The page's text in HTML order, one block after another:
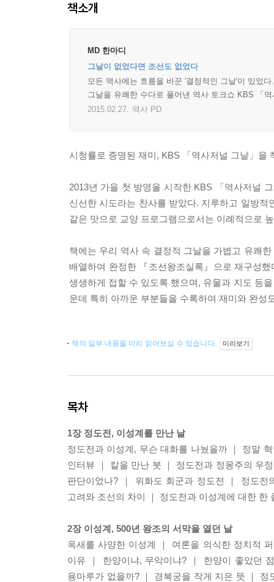
책소개
MD 한마디
그날이 없었다면 조선도 없었다
모든 역사에는 흐름을 바꾼 '결정적인 그날'이 있었
그날을 유쾌한 수다로 풀어낸 역사 토크쇼 KBS 「
2015.02.27. 역사 PD
시청률로 증명된 재미, KBS 「역사저널 그날」을
2013년 가을 첫 방영을 시작한 KBS 「역사저널
신선한 시도라는 찬사를 받았다. 지루하고 일방
같은 맛으로 교양 프로그램으로서는 이례적으로
책에는 우리 역사 속 결정적 그날을 가볍고 유쾌
배열하여 완정한 『조선왕조실록』으로 재구성
생생하게 접할 수 있도록 했으며, 유물과 지도 등
운데 특히 아까운 부분들을 수록하여 재미와 완성
책의 일부 내용을 미리 읽어보실 수 있습니다. 미리보기
목차
1장 정도전, 이성계를 만난 날
정도전과 이성계, 무슨 대화를 나눴을까 ｜ 정말
인터뷰 ｜ 칼을 만난 붓 ｜ 정도전과 정몽주의 우
판단이었나? ｜ 위화도 회군과 정도전 ｜ 정도
고려와 조선의 차이 ｜ 정도전과 이성계에 대한 한
2장 이성계, 500년 왕조의 서막을 열던 날
옥새를 사양한 이성계 ｜ 여론을 의식한 정치적
이유 ｜ 한양이냐, 무악이냐? ｜ 한양이 좋았던
용마루가 없을까? ｜ 경복궁을 작게 지은 뜻 ｜